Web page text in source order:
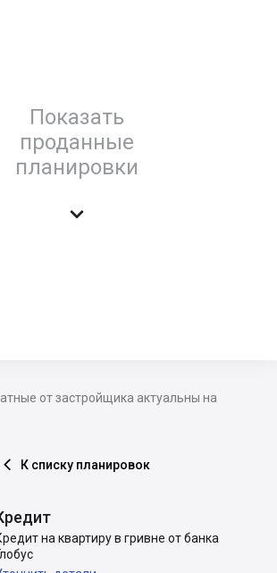
Показать
проданные
планировки

от застройщика актуальны на
 К списку планировок
на квартиру в гривне от банка